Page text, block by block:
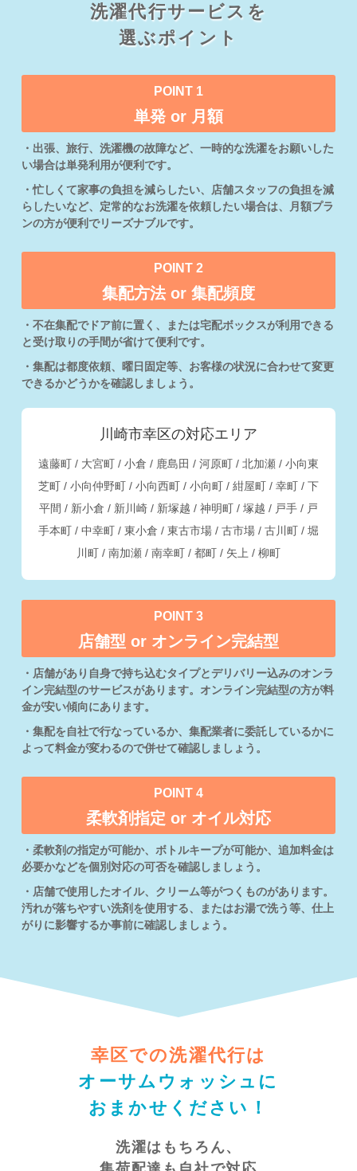
洗濯代行サービスを
選ぶポイント
POINT 1
単発 or 月額
・出張、旅行、洗濯機の故障など、一時的な洗濯をお願いした
い場合は単発利用が便利です。
・忙しくて家事の負担を減らしたい、店舗スタッフの負担を減
らしたいなど、定常的なお洗濯を依頼したい場合は、月額プラ
ンの方が便利でリーズナブルです。
POINT 2
集配方法 or 集配頻度
・不在集配でドア前に置く、または宅配ボックスが利用できる
と受け取りの手間が省けて便利です。
・集配は都度依頼、曜日固定等、お客様の状況に合わせて変更
できるかどうかを確認しましょう。
川崎市幸区の対応エリア
遠藤町 / 大宮町 / 小倉 / 鹿島田 / 河原町 / 北加瀬 / 小向東
芝町 / 小向仲野町 / 小向西町 / 小向町 / 紺屋町 / 幸町 / 下
平間 / 新小倉 / 新川崎 / 新塚越 / 神明町 / 塚越 / 戸手 / 戸
手本町 / 中幸町 / 東小倉 / 東古市場 / 古市場 / 古川町 / 堀
川町 / 南加瀬 / 南幸町 / 都町 / 矢上 / 柳町
POINT 3
店舗型 or オンライン完結型
・店舗があり自身で持ち込むタイプとデリバリー込みのオンラ
イン完結型のサービスがあります。オンライン完結型の方が料
金が安い傾向にあります。
・集配を自社で行なっているか、集配業者に委託しているかに
よって料金が変わるので併せて確認しましょう。
POINT 4
柔軟剤指定 or オイル対応
・柔軟剤の指定が可能か、ボトルキープが可能か、追加料金は
必要かなどを個別対応の可否を確認しましょう。
・店舗で使用したオイル、クリーム等がつくものがあります。
汚れが落ちやすい洗剤を使用する、またはお湯で洗う等、仕上
がりに影響するか事前に確認しましょう。
幸区での洗濯代行は
オーサムウォッシュに
おまかせください！
洗濯はもちろん、